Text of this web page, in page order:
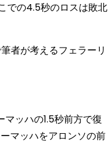
での4.5秒のロスは敗北
者が考えるフェラーリ
ッハの1.5秒前方で復
マッハをアロンソの前